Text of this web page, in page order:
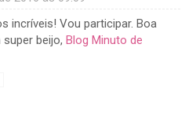
incríveis! Vou participar. Boa
beijo, Blog Minuto de